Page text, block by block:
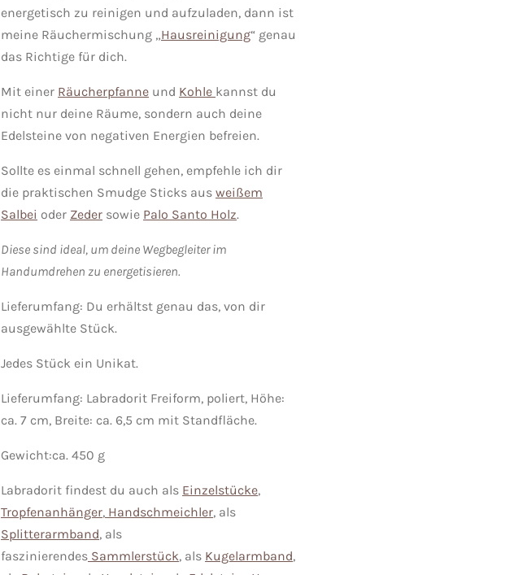
energetisch zu reinigen und aufzuladen, dann ist
meine Räuchermischung „Hausreinigung“ genau
das Richtige für dich.
Mit einer Räucherpfanne und Kohle kannst du
nicht nur deine Räume, sondern auch deine
Edelsteine von negativen Energien befreien.
Sollte es einmal schnell gehen, empfehle ich dir
die praktischen Smudge Sticks aus weißem
Salbei oder Zeder sowie Palo Santo Holz.
Diese sind ideal, um deine Wegbegleiter im
Handumdrehen zu energetisieren.
Lieferumfang: Du erhältst genau das, von dir
ausgewählte Stück.
Jedes Stück ein Unikat.
Lieferumfang: Labradorit Freiform, poliert, Höhe:
ca. 7 cm, Breite: ca. 6,5 cm mit Standfläche.
Gewicht:ca. 450 g
Labradorit findest du auch als Einzelstücke,
Tropfenanhänger, Handschmeichler, als
Splitterarmband, als
faszinierendes Sammlerstück, als Kugelarmband,